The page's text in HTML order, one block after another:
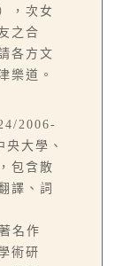
，次女
之合
各方文
樂道。
2006-
大學、
包含散
譯、詞
名作
術研